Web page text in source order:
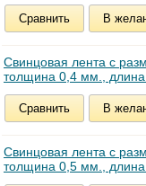
Сравнить В
Свинцовая лента с
толщина 0,4 мм.,
Сравнить В
Свинцовая лента с
толщина 0,5 мм.,